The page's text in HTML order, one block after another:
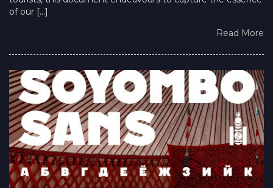
of our […]
Read More